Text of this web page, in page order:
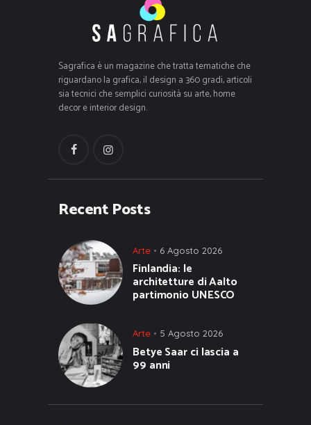
Sagrafica è un magazine che tratta tematiche che
riguardano la grafica, il design a 360 gradi, articoli
sia tecnici che semplici curiosità su arte, home
decor e interior design.
Recent Posts
Arte 6 Agosto 2026
Finlandia: le
architetture di Aalto
partimonio UNESCO
Arte 5 Agosto 2026
Betye Saar ci lascia a
99 anni